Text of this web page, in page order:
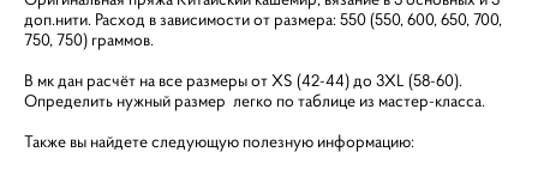
доп.нити. Расход в зависимости от размера: 550 (550, 600, 650, 700,
750, 750) граммов.
В мк дан расчёт на все размеры от XS (42-44) до 3XL (58-60).
Определить нужный размер легко по таблице из мастер-класса.
Также вы найдете следующую полезную информацию: